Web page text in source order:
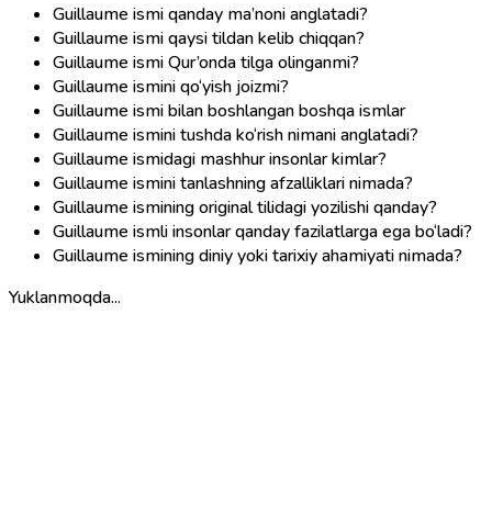
Guillaume ismi qanday ma’noni anglatadi?
Guillaume ismi qaysi tildan kelib chiqqan?
Guillaume ismi Qur’onda tilga olinganmi?
Guillaume ismini qo‘yish joizmi?
Guillaume ismi bilan boshlangan boshqa ismlar
Guillaume ismini tushda ko‘rish nimani anglatadi?
Guillaume ismidagi mashhur insonlar kimlar?
Guillaume ismini tanlashning afzalliklari nimada?
Guillaume ismining original tilidagi yozilishi qanday?
Guillaume ismli insonlar qanday fazilatlarga ega bo‘ladi?
Guillaume ismining diniy yoki tarixiy ahamiyati nimada?
Yuklanmoqda...